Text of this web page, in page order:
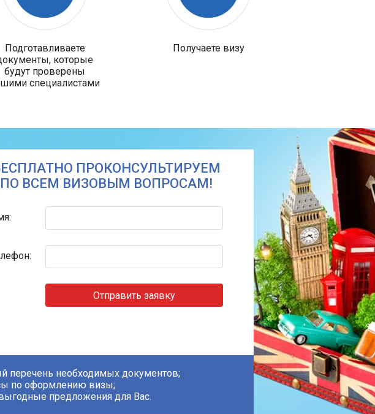
Подготавливаете
которые
будут проверены
специалистами
Получаете визу
ПРОКОНСУЛЬТИРУЕМ
ПО ВСЕМ ВИЗОВЫМ ВОПРОСАМ!
Отправить заявку
перечень необходимых документов;
по оформлению визы;
предложения для Вас.